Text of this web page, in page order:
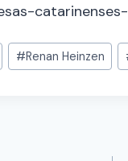
#Renan Heinzen